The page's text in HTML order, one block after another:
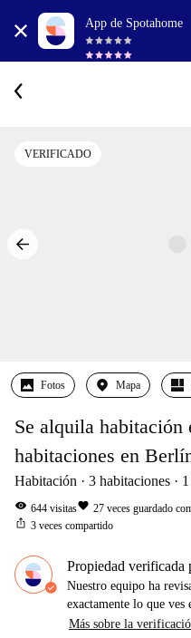
App de Spotahome
VERIFICADO
Fotos Mapa
Se alquila habitación
habitaciones en
Habitación 3 habitaciones 1
visibility 644 visitasfavorite 27 veces guardado
ios_share 3 veces compartido
Propiedad
Nuestro equipo ha
exactamente lo que ves
Más sobre la